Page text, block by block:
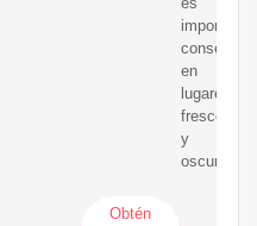
importante
en
lugares
frescos
y
oscuros.
Obtén